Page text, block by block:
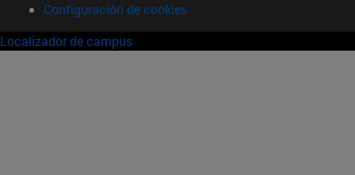
Configuración de cookies
Localizador de campus